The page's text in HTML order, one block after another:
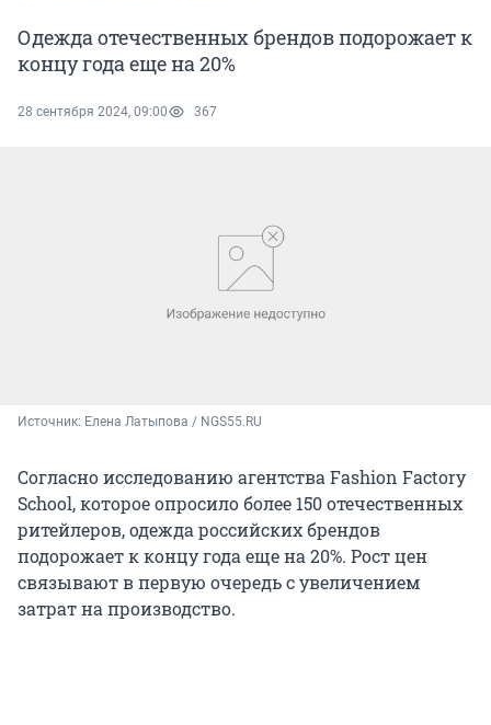
Одежда отечественных брендов подорожает к
концу года еще на 20%
28 сентября 2024, 09:00 367
Источник: Елена Латыпова / NGS55.RU
Согласно исследованию агентства Fashion Factory
School, которое опросило более 150 отечественных
ритейлеров, одежда российских брендов
подорожает к концу года еще на 20%. Рост цен
связывают в первую очередь с увеличением
затрат на производство.